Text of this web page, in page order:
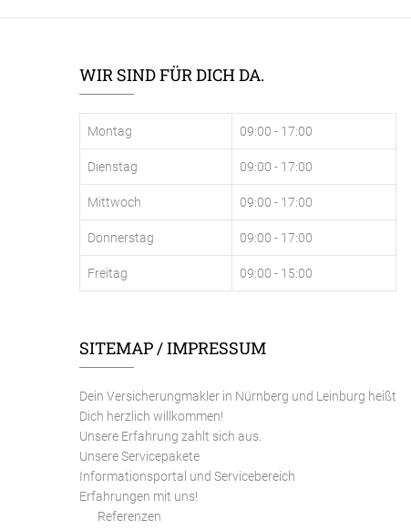
WIR SIND FÜR DICH DA.
Montag 09:00 - 17:00
Dienstag 09:00 - 17:00
Mittwoch 09:00 - 17:00
Donnerstag 09:00 - 17:00
Freitag 09:00 - 15:00
SITEMAP / IMPRESSUM
Dein Versicherungmakler in Nürnberg und Leinburg heißt
Dich herzlich willkommen!
Unsere Erfahrung zahlt sich aus.
Unsere Servicepakete
Informationsportal und Servicebereich
Erfahrungen mit uns!
Referenzen